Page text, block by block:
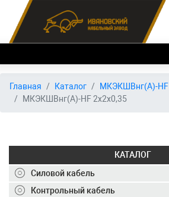
Главная
Склад
ОКЛ
Вакансии
Главная Каталог
МКЭКШВнг(А)-HF
МКЭКШВнг(А)-HF 2х2х0,35
КАТАЛОГ
Силовой кабель
Контрольный кабель